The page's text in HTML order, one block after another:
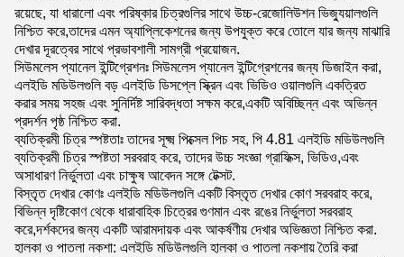
রয়েছে, যা ধারালো এবং পরিষ্কার চিত্রগুলির সাথে উচ্চ-রেজোলিউশন ভিজ্যুয়ালগুলি
নিশ্চিত করে,তাদের এমন অ্যাপ্লিকেশনের জন্য উপযুক্ত করে তোলে যার জন্য মাঝারি
দেখার দূরত্বের সাথে প্রভাবশালী সামগ্রী প্রয়োজন.
সিউমলেস প্যানেল ইন্টিগ্রেশনঃ সিউমলেস প্যানেল ইন্টিগ্রেশনের জন্য ডিজাইন করা,
এলইডি মডিউলগুলি বড় এলইডি ডিসপ্লে স্ক্রিন এবং ভিডিও ওয়ালগুলি একত্রিত
করার সময় সহজ এবং সুনির্দিষ্ট সারিবদ্ধতা সক্ষম করে,একটি অবিচ্ছিন্ন এবং অভিন্ন
প্রদর্শন পৃষ্ঠ নিশ্চিত করা.
ব্যতিক্রমী চিত্র স্পষ্টতাঃ তাদের সূক্ষ্ম পিক্সেল পিচ সহ, পি 4.81 এলইডি মডিউলগুলি
ব্যতিক্রমী চিত্র স্পষ্টতা সরবরাহ করে, তাদের উচ্চ সংজ্ঞা গ্রাফিক্স, ভিডিও,এবং
অসাধারণ নির্ভুলতা এবং চাক্ষুষ আবেদন সঙ্গে টেক্সট.
বিস্তৃত দেখার কোণঃ এলইডি মডিউলগুলি একটি বিস্তৃত দেখার কোণ সরবরাহ করে,
বিভিন্ন দৃষ্টিকোণ থেকে ধারাবাহিক চিত্রের গুণমান এবং রঙের নির্ভুলতা সরবরাহ
করে,দর্শকদের জন্য একটি আরামদায়ক এবং আকর্ষণীয় দেখার অভিজ্ঞতা নিশ্চিত করা.
হালকা ও পাতলা নকশা: এলইডি মডিউলগুলি হালকা ও পাতলা নকশায় তৈরি করা